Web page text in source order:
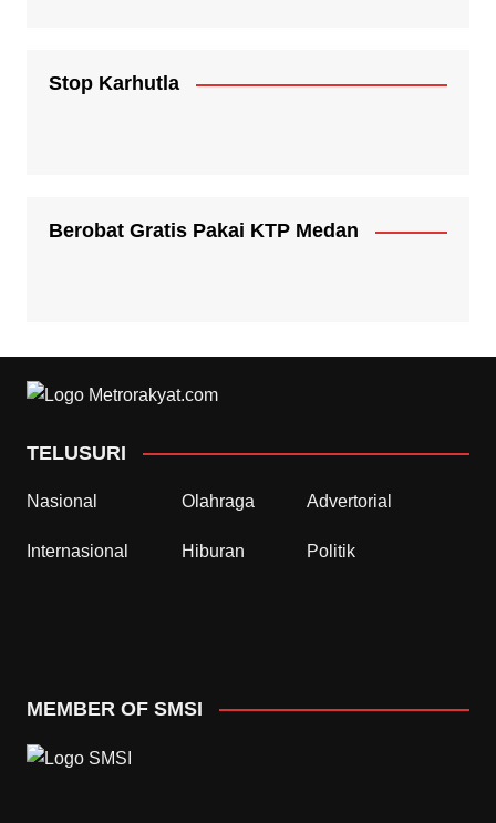
Stop Karhutla
Berobat Gratis Pakai KTP Medan
TELUSURI
Nasional Olahraga Advertorial
Internasional Hiburan Politik
MEMBER OF SMSI